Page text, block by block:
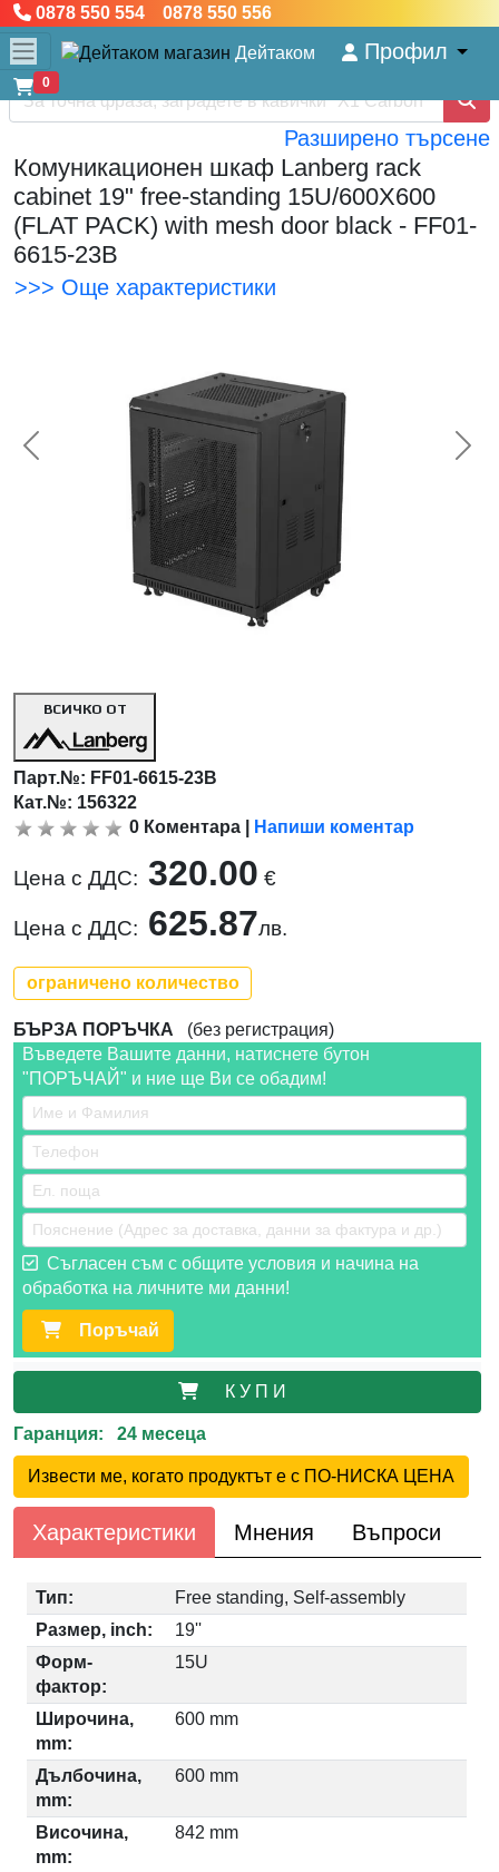
0878 550 554 0878 550 556
Дейтаком Профил
0
Разширено търсене
Комуникационен шкаф Lanberg rack
cabinet 19" free-standing 15U/600X600
(FLAT PACK) with mesh door black - FF01-
6615-23B
>>> Още характеристики
<< Предишна
ВСИЧКО ОТ
Парт.№: FF01-6615-23B
Кат.№: 156322
0 Коментара Напиши коментар
Цена с ДДС: 320.00 €
Цена с ДДС: 625.87лв.
ограничено количество
БЪРЗА ПОРЪЧКА (без регистрация)
Въведете Вашите данни, натиснете бутон
"ПОРЪЧАЙ" и ние ще Ви се обадим!
Съгласен съм с общите условия и начина на
обработка на личните ми данни!
Поръчай
К У П И
Гаранция: 24 месеца
Извести ме, когато продуктът е с ПО-НИСКА ЦЕНА
Характеристики Мнения Въпроси
Тип:
Free standing, Self-assembly
Размер, inch:
19''
Форм-
фактор:
15U
Широчина,
mm:
600 mm
Дълбочина,
mm:
600 mm
Височина,
mm:
842 mm